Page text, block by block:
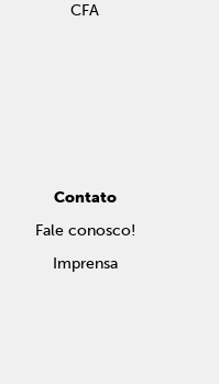
CFA
Contato
Fale conosco!
Imprensa